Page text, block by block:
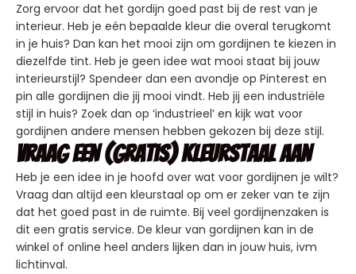
Zorg ervoor dat het gordijn goed past bij de rest van je
interieur. Heb je eén bepaalde kleur die overal terugkomt
in je huis? Dan kan het mooi zijn om gordijnen te kiezen in
diezelfde tint. Heb je geen idee wat mooi staat bij jouw
interieurstijl? Spendeer dan een avondje op Pinterest en
pin alle gordijnen die jij mooi vindt. Heb jij een industriële
stijl in huis? Zoek dan op ‘industrieel’ en kijk wat voor
gordijnen andere mensen hebben gekozen bij deze stijl.
Vraag een (gratis) kleurstaal aan
Heb je een idee in je hoofd over wat voor gordijnen je wilt?
Vraag dan altijd een kleurstaal op om er zeker van te zijn
dat het goed past in de ruimte. Bij veel gordijnenzaken is
dit een gratis service. De kleur van gordijnen kan in de
winkel of online heel anders lijken dan in jouw huis, ivm
lichtinval.